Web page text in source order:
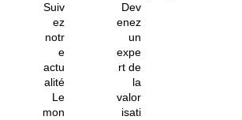
Suiv
ez
notr
e
actu
alité
Le
mon
Dev
enez
un
expe
rt de
la
valor
isati